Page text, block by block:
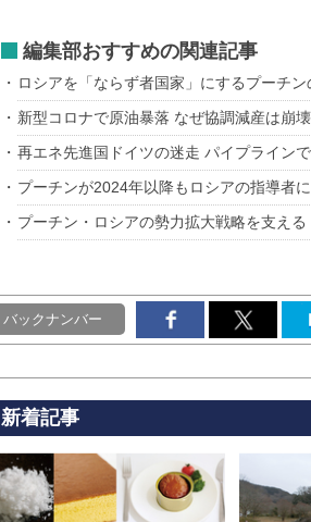
編集部おすすめの関連記事
ロシアを「ならず者国家」にするプーチン
新型コロナで原油暴落 なぜ協調減産は崩
再エネ先進国ドイツの迷走 パイプライン
プーチンが2024年以降もロシアの指導者
プーチン・ロシアの勢力拡大戦略を支える
バックナンバー
新着記事